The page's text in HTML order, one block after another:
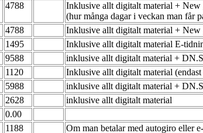
4788
Inklusive allt digitalt material + New
(hur många dagar i veckan man får
4788 Inklusive allt digitalt material + New
1495 Inklusive allt digitalt material E-
9588 inklusive allt digitalt material +
1120 Inklusive allt digitalt material
5988 inklusive allt digitalt material +
2628 inklusive allt digitalt material
0.00
1188
Om man betalar med autogiro eller